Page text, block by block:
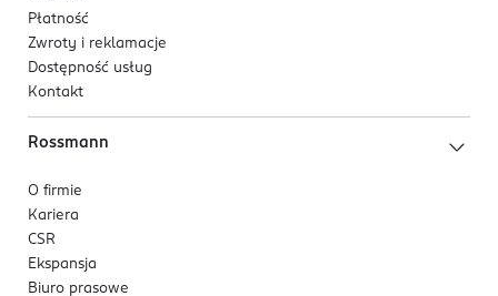
Płatność
Zwroty i reklamacje
Dostępność usług
Kontakt
Rossmann
O firmie
Kariera
CSR
Ekspansja
Biuro prasowe